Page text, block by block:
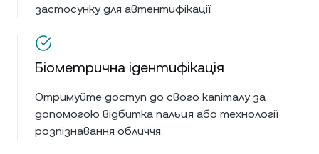
застосунку для автентифікації.
Біометрична ідентифікація
Отримуйте доступ до свого капіталу за
допомогою відбитка пальця або технології
розпізнавання обличчя.